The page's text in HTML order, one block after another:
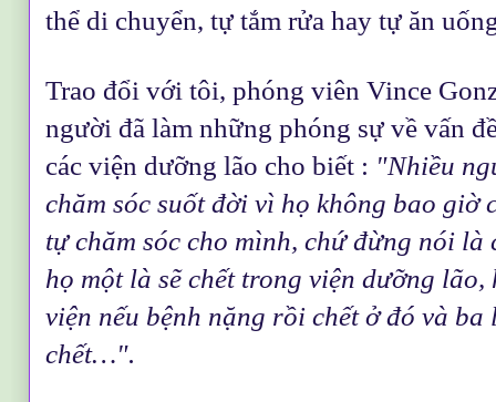
thể di chuyển, tự tắm rửa hay tự ăn
Trao đổi với tôi, phóng viên Vince
người đã làm những phóng sự về vấn
các viện dưỡng lão cho biết : "Nhiều
chăm sóc suốt đời vì họ không bao giờ
tự chăm sóc cho mình, chứ đừng nói
họ một là sẽ chết trong viện dưỡng
viện nếu bệnh nặng rồi chết ở đó và ba
chết…".